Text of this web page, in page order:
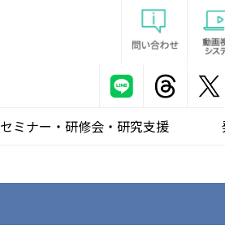
セミナー・研修会・研究支援